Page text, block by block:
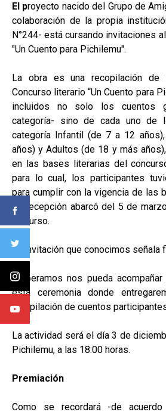
El proyecto nacido del Grupo de
colaboración de la propia
N°244- está cursando invitaciones
"Un Cuento para Pichilemu".
La obra es una recopilación de
Concurso literario “Un Cuento para
incluidos no solo los cuentos
categoría- sino de cada uno de
categoría Infantil (de 7 a 12
años) y Adultos (de 18 y más
en las bases literarias del
para lo cual, los participantes
para cumplir con la vigencia de las
de recepción abarcó del 5 de
en curso.
La invitación que conocimos señala
“Esperamos nos pueda
esta ceremonia donde
compilación de cuentos
La actividad será el día 3 de
Pichilemu, a las 18:00 horas.
Premiación
Como se recordará -de